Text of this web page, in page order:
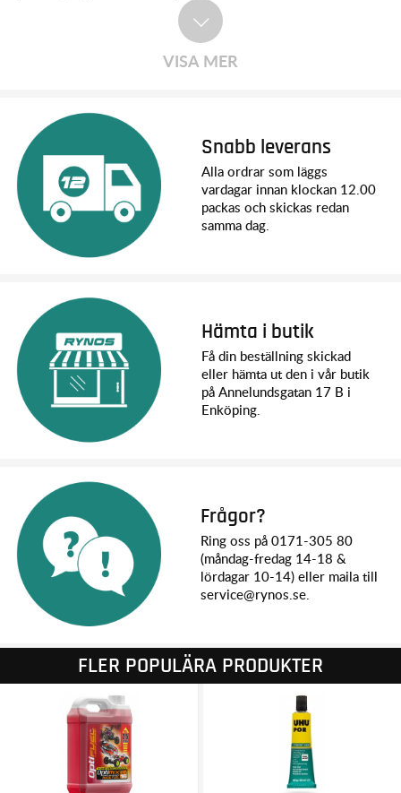
VISA MER
Snabb leverans
Alla ordrar som läggs
vardagar innan klockan 12.00
packas och skickas redan
samma dag.
Hämta i butik
Få din beställning skickad
eller hämta ut den i vår butik
på Annelundsgatan 17 B i
Enköping.
Frågor?
Ring oss på 0171-305 80
(måndag-fredag 14-18 &
lördagar 10-14) eller maila till
service@rynos.se.
FLER POPULÄRA PRODUKTER